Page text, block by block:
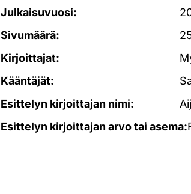
Julkaisuvuosi:
Sivumäärä:
Kirjoittajat:
Kääntäjät:
Esittelyn kirjoittajan nimi:
Esittelyn kirjoittajan arvo tai asema: